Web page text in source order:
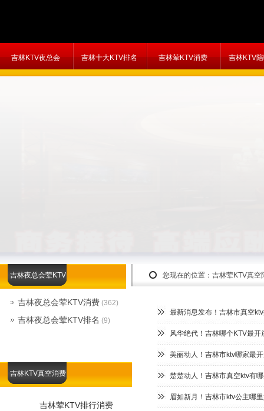
吉林KTV夜总会 吉林十大KTV排名 吉林荤KTV消费 吉林KTV
您现在的位置： 吉林荤KTV真空
吉林KTV真空消费
吉林荤KTV排行消费
最新消息发布！吉林市真空
风华绝代！吉林哪个KTV最
美丽动人！吉林市ktv哪家最
楚楚动人！吉林市真空ktv有
眉如新月！吉林市ktv公主哪
吉林夜总会荤KTV
吉林夜总会荤KTV消费 (362)
吉林夜总会荤KTV排名 (9)